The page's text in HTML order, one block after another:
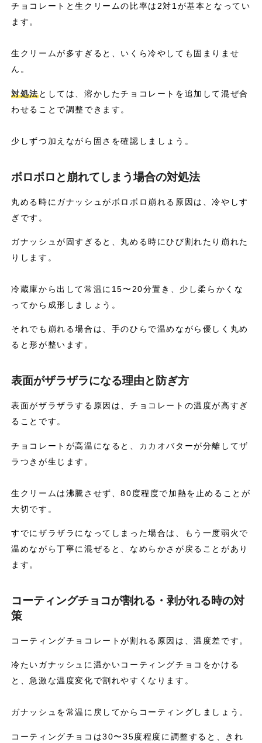
チョコレートと生クリームの比率は2対1が基本となってい
ます。
生クリームが多すぎると、いくら冷やしても固まりませ
ん。
対処法としては、溶かしたチョコレートを追加して混ぜ合
わせることで調整できます。
少しずつ加えながら固さを確認しましょう。
ボロボロと崩れてしまう場合の対処法
丸める時にガナッシュがボロボロ崩れる原因は、冷やしす
ぎです。
ガナッシュが固すぎると、丸める時にひび割れたり崩れた
りします。
冷蔵庫から出して常温に15〜20分置き、少し柔らかくな
ってから成形しましょう。
それでも崩れる場合は、手のひらで温めながら優しく丸め
ると形が整います。
表面がザラザラになる理由と防ぎ方
表面がザラザラする原因は、チョコレートの温度が高すぎ
ることです。
チョコレートが高温になると、カカオバターが分離してザ
ラつきが生じます。
生クリームは沸騰させず、80度程度で加熱を止めることが
大切です。
すでにザラザラになってしまった場合は、もう一度弱火で
温めながら丁寧に混ぜると、なめらかさが戻ることがあり
ます。
コーティングチョコが割れる・剥がれる時の対
策
コーティングチョコレートが割れる原因は、温度差です。
冷たいガナッシュに温かいコーティングチョコをかける
と、急激な温度変化で割れやすくなります。
ガナッシュを常温に戻してからコーティングしましょう。
コーティングチョコは30〜35度程度に調整すると、きれ